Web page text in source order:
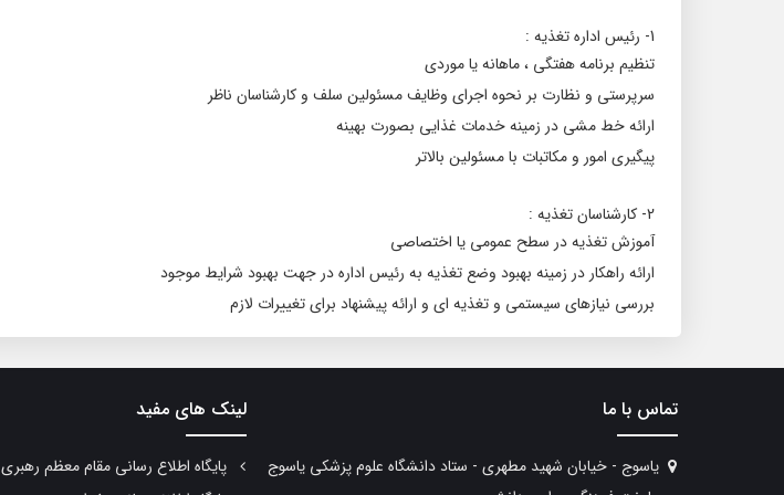
1- رئیس اداره تغذیه :
تنظیم برنامه هفتگی ، ماهانه یا موردی
سرپرستی و نظارت بر نحوه اجرای وظایف مسئولین سلف و کارشناسان ناظر
ارائه خط مشی در زمینه خدمات غذایی بصورت بهینه
پیگیری امور و مکاتبات با مسئولین بالاتر
2- کارشناسان تغذیه :
آموزش تغذیه در سطح عمومی یا اختصاصی
ارائه راهکار در زمینه بهبود وضع تغذیه به رئیس اداره در جهت بهبود شرایط موجود
بررسی نیازهای سیستمی و تغذیه ای و ارائه پیشنهاد برای تغییرات لازم
تماس با ما
یاسوج - خیابان شهید مطهری - ستاد دانشگاه علوم پزشکی یاسوج
لینک های مفید
پایگاه اطلاع رسانی مقام معظم رهبری